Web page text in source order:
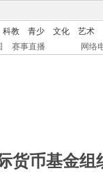
科教 青少 文化
艺术
赛事直播 网络
货币基金组